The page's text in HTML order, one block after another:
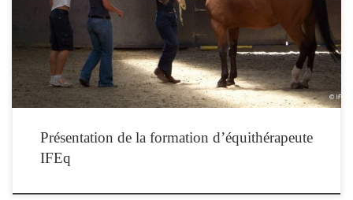
d'enseignement (1 semaine par mois, soit à Paris et en région parisienne, soit à
Toulouse) + 210 heures de stage (lieu et déroulement au choix du stagiaire), et se
réalise en 12 ou 18 mois.
Présentation de la formation d’équithérapeute
IFEq